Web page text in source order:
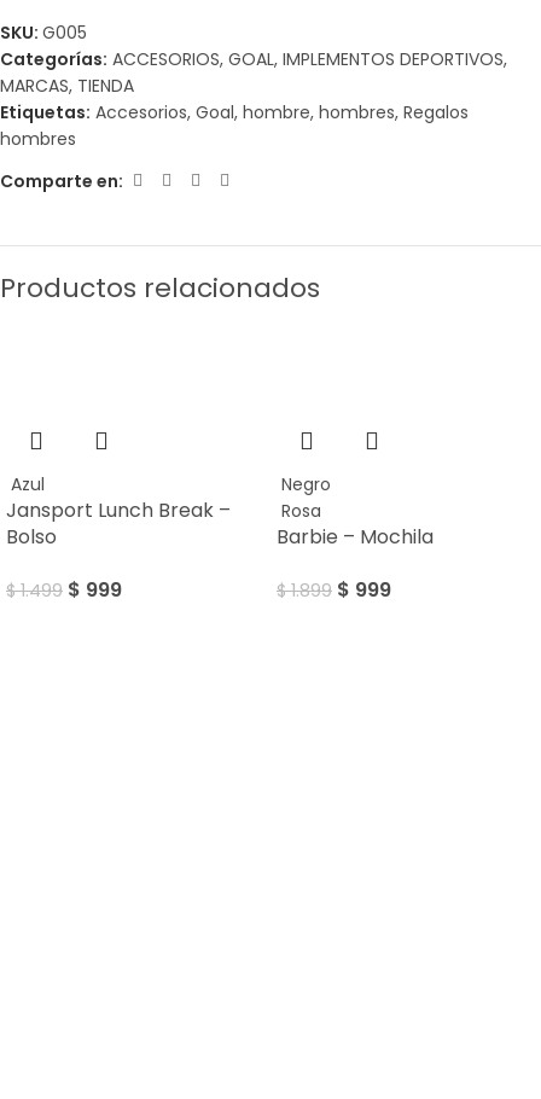
SKU: G005
Categorías: ACCESORIOS, GOAL, IMPLEMENTOS DEPORTIVOS,
MARCAS, TIENDA
Etiquetas: Accesorios, Goal, hombre, hombres, Regalos
hombres
Comparte en:
Productos relacionados
Azul
Jansport Lunch Break –
Bolso
$1.499 $ 999
Negro
Rosa
Barbie – Mochila
$1.899 $ 999